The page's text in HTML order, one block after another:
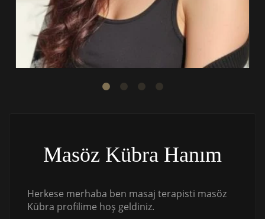
Masöz Kübra Hanım
Herkese merhaba ben masaj terapisti masöz
Kübra profilime hoş geldiniz.